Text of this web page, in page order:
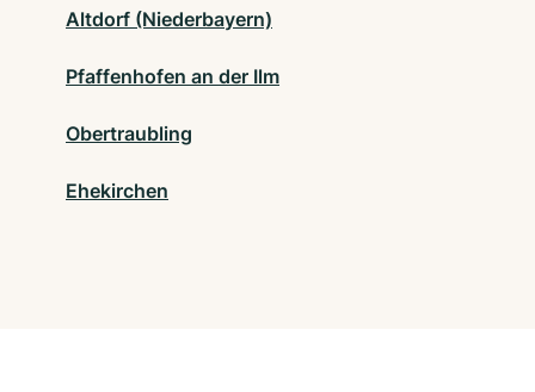
Altdorf (Niederbayern)
Pfaffenhofen an der Ilm
Obertraubling
Ehekirchen